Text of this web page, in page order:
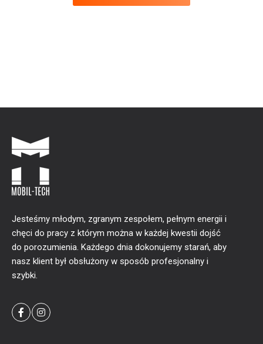
Jesteśmy młodym, zgranym zespołem, pełnym energii i
chęci do pracy z którym można w każdej kwestii dojść
do porozumienia. Każdego dnia dokonujemy starań, aby
nasz klient był obsłużony w sposób profesjonalny i
szybki.